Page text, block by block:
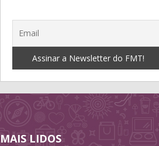
MAIS LIDOS